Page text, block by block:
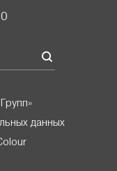
данных